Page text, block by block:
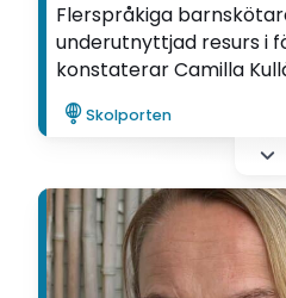
Flerspråkiga
underutnyttjad resurs i
konstaterar Camilla
flerspråkiga
delta i Ifous FoU-
Skolporten